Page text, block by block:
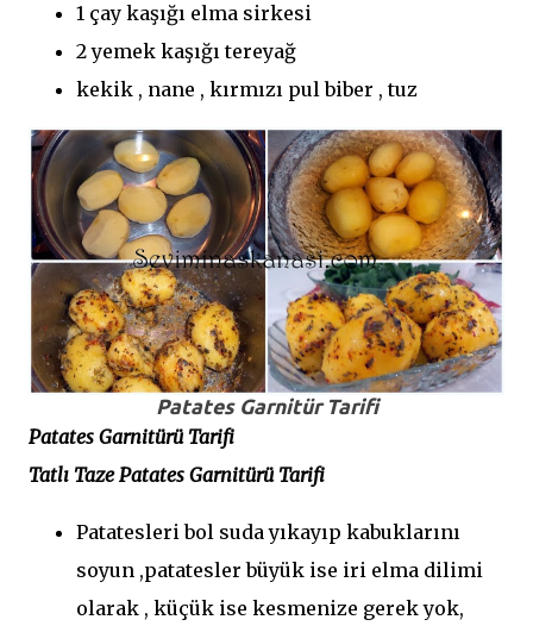
1 çay kaşığı elma sirkesi
2 yemek kaşığı tereyağ
kekik , nane , kırmızı pul biber , tuz
Patates Garnitür Tarifi
Patates Garnitürü Tarifi
Tatlı Taze Patates Garnitürü Tarifi
Patatesleri bol suda yıkayıp kabuklarını
soyun ,patatesler büyük ise iri elma dilimi
olarak , küçük ise kesmenize gerek yok,